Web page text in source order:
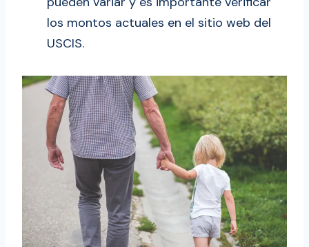
los montos actuales en el sitio web del
USCIS.